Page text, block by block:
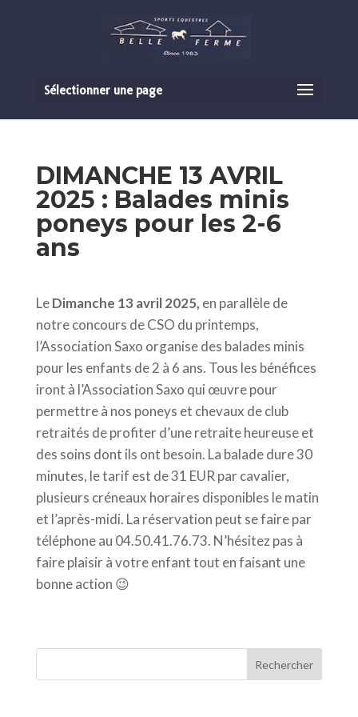
Sélectionner une page
DIMANCHE 13 AVRIL
2025 : Balades minis
poneys pour les 2-6
ans
LeDimanche 13 avril 2025, en parallèle de
notre concours de CSO du printemps,
l’Association Saxo organise des balades minis
pour les enfants de 2 à 6 ans. Tous les bénéfices
iront à l’Association Saxo qui œuvre pour
permettre à nos poneys et chevaux de club
retraités de profiter d’une retraite heureuse et
des soins dont ils ont besoin. La balade dure 30
minutes, le tarif est de 31 EUR par cavalier,
plusieurs créneaux horaires disponibles le matin
et l’après-midi. La réservation peut se faire par
téléphone au 04.50.41.76.73. N’hésitez pas à
faire plaisir à votre enfant tout en faisant une
bonne action 😉